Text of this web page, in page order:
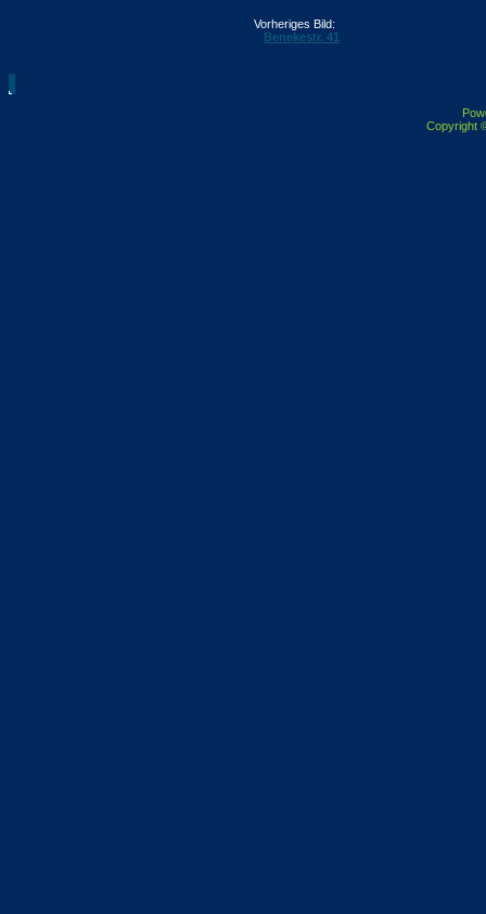
Vorheriges Bild:
Benekestr. 41
Copyright